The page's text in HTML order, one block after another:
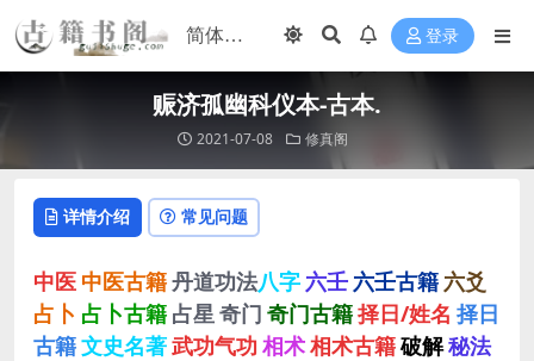
登录
赈济孤幽科仪本-古本.
2021-07-08 修真阁
详情介绍 常见问题
中医 中医古籍丹道功法八字 六壬 六壬古籍 六爻
占卜 占卜古籍 占星 奇门 奇门古籍择日/姓名 择日
古籍文史名著武功气功 相术相术古籍破解秘法